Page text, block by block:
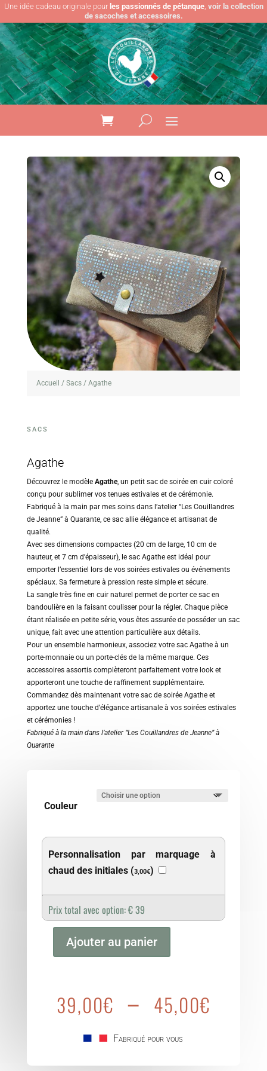
Une idée cadeau originale pour les passionnés de pétanque, voir la collection
de sacoches et accessoires.
Accueil / Sacs/ Agathe
SACS
Agathe
Découvrez le modèle Agathe, un petit sac de soirée en cuir coloré
conçu pour sublimer vos tenues estivales et de cérémonie.
Fabriqué à la main par mes soins dans l’atelier “Les Couillandres
de Jeanne” à Quarante, ce sac allie élégance et artisanat de
qualité.
Avec ses dimensions compactes (20 cm de large, 10 cm de
hauteur, et 7 cm d’épaisseur), le sac Agathe est idéal pour
emporter l’essentiel lors de vos soirées estivales ou événements
spéciaux. Sa fermeture à pression reste simple et sécure.
La sangle très fine en cuir naturel permet de porter ce sac en
bandoulière en la faisant coulisser pour la régler. Chaque pièce
étant réalisée en petite série, vous êtes assurée de posséder un sac
unique, fait avec une attention particulière aux détails.
Pour un ensemble harmonieux, associez votre sac Agathe à un
porte-monnaie ou un porte-clés de la même marque. Ces
accessoires assortis complèteront parfaitement votre look et
apporteront une touche de raffinement supplémentaire.
Commandez dès maintenant votre sac de soirée Agathe et
apportez une touche d’élégance artisanale à vos soirées estivales
et cérémonies !
Fabriqué à la main dans l’atelier “Les Couillandres de Jeanne” à
Quarante
Couleur
Personnalisation par marquage à
chaud des initiales (3,00€)
Prix total avec option:€39
quantité
Ajouter au panier
39,00€ – 45,00€
Fabriqué pour vous